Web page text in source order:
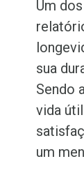
Um
sua
Sendo
vida
um